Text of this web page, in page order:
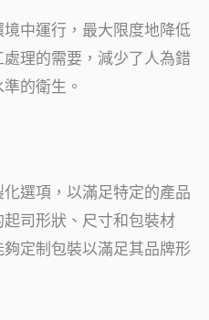
中運行，最大限度地降低
理的需要，減少了人為錯
的衛生。
選項，以滿足特定的產品
司形狀、尺寸和包裝材
定制包裝以滿足其品牌形